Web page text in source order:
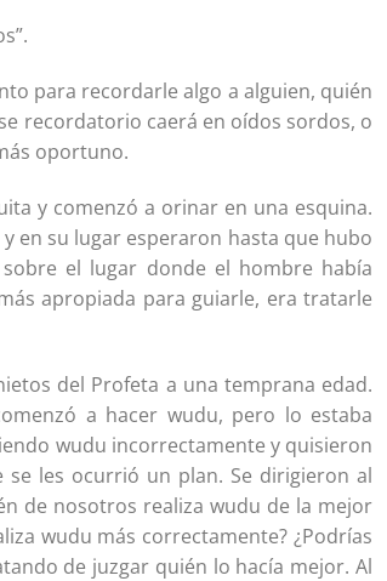
para recordarle algo a alguien, quién
recordatorio caerá en oídos sordos, o
oportuno.
y comenzó a orinar en una esquina.
en su lugar esperaron hasta que hubo
el lugar donde el hombre había
apropiada para guiarle, era tratarle
del Profeta a una temprana edad.
a hacer wudu, pero lo estaba
wudu incorrectamente y quisieron
les ocurrió un plan. Se dirigieron al
de nosotros realiza wudu de la mejor
wudu más correctamente? ¿Podrías
de juzgar quién lo hacía mejor. Al